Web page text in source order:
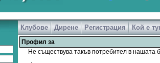
Games
Клубове Дирене Регистрация Кой е
Профил за
Не съществува такъв потребител в нашата